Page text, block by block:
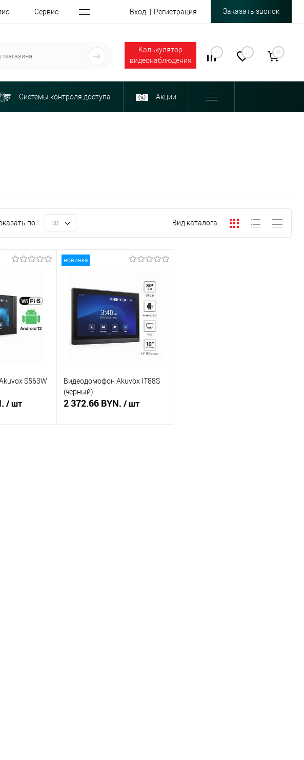
Сервис Вход Регистрация Заказать звонок
Калькулятор
видеонаблюдения
0 0 0
Системы контроля доступа Акции
по: 30 Вид каталога:
S563W
/ шт
новинка
Видеодомофон Akuvox IT88S
(черный)
2 372.66 BYN. / шт